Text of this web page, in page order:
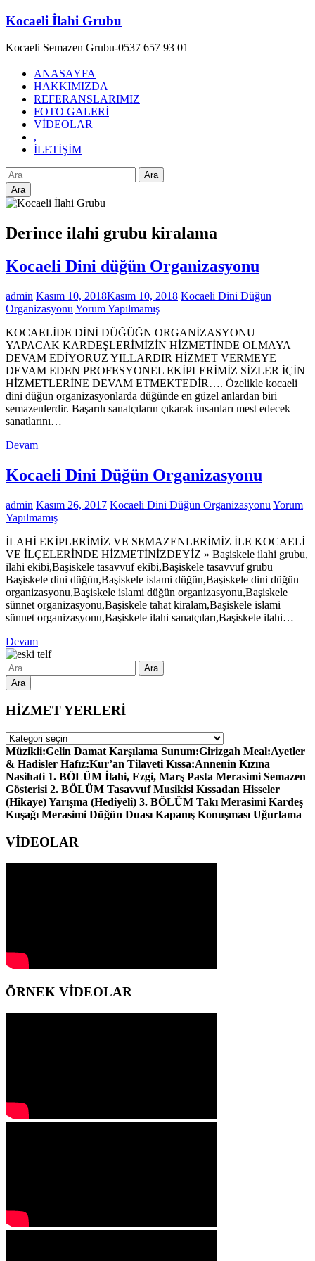
Skip
content
Kocaeli İlahi Grubu
Kocaeli Semazen Grubu-0537 657 93 01
ANASAYFA
HAKKIMIZDA
REFERANSLARIMIZ
FOTO GALERİ
VİDEOLAR
,
İLETİŞİM
Ara
Derince ilahi grubu kiralama
Kocaeli Dini düğün Organizasyonu
admin Kasım 10, 2018Kasım 10, 2018 Kocaeli Dini Düğün
Organizasyonu Yorum Yapılmamış
KOCAELİDE DİNİ DÜĞÜĞN ORGANİZASYONU
YAPACAK KARDEŞLERİMİZİN HİZMETİNDE OLMAYA
DEVAM EDİYORUZ YILLARDIR HİZMET VERMEYE
DEVAM EDEN PROFESYONEL EKİPLERİMİZ SİZLER İÇİN
HİZMETLERİNE DEVAM ETMEKTEDİR…. Özelikle kocaeli
dini düğün organizasyonlarda düğünde en güzel anlardan biri
semazenlerdir. Başarılı sanatçıların çıkarak insanları mest edecek
sanatlarını…
Devam
Kocaeli Dini Düğün Organizasyonu
admin Kasım 26, 2017 Kocaeli Dini Düğün Organizasyonu Yorum
Yapılmamış
İLAHİ EKİPLERİMİZ VE SEMAZENLERİMİZ İLE KOCAELİ
VE İLÇELERİNDE HİZMETİNİZDEYİZ » Başiskele ilahi grubu,
ilahi ekibi,Başiskele tasavvuf ekibi,Başiskele tasavvuf grubu
Başiskele dini düğün,Başiskele islami düğün,Başiskele dini düğün
organizasyonu,Başiskele islami düğün organizasyonu,Başiskele
sünnet organizasyonu,Başiskele tahat kiralam,Başiskele islami
sünnet organizasyonu,Başiskele ilahi sanatçıları,Başiskele ilahi…
Devam
Ara
HİZMET YERLERİ
HİZMET
YERLERİ
Müzikli:Gelin Damat Karşılama Sunum:Girizgah Meal:Ayetler
& Hadisler Hafız:Kur’an Tilaveti Kıssa:Annenin Kızına
Nasihati 1. BÖLÜM İlahi, Ezgi, Marş Pasta Merasimi Semazen
Gösterisi 2. BÖLÜM Tasavvuf Musikisi Kıssadan Hisseler
(Hikaye) Yarışma (Hediyeli) 3. BÖLÜM Takı Merasimi Kardeş
Kuşağı Merasimi Düğün Duası Kapanış Konuşması Uğurlama
VİDEOLAR
ÖRNEK VİDEOLAR